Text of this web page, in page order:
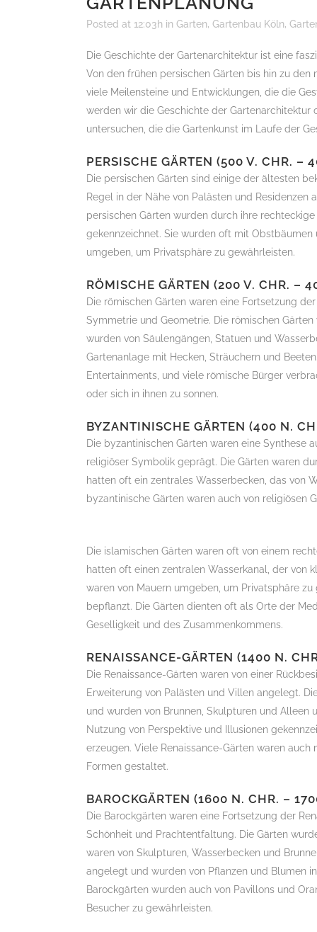
Posted at 12:03h in Garten, Gartenbau Köln,
Die Geschichte der Gartenarchitektur ist eine
Von den frühen persischen Gärten bis hin zu
viele Meilensteine und Entwicklungen, die die
werden wir die Geschichte der
untersuchen, die die Gartenkunst im Laufe der
PERSISCHE GÄRTEN (500 V. CHR. –
Die persischen Gärten sind einige der ältesten
Regel in der Nähe von Palästen und
persischen Gärten wurden durch ihre
gekennzeichnet. Sie wurden oft mit
umgeben, um Privatsphäre zu gewährleisten.
RÖMISCHE GÄRTEN (200 V. CHR. –
Die römischen Gärten waren eine Fortsetzung
Symmetrie und Geometrie. Die römischen
wurden von Säulengängen, Statuen und
Gartenanlage mit Hecken, Sträuchern und
Entertainments, und viele römische Bürger
oder sich in ihnen zu sonnen.
BYZANTINISCHE GÄRTEN (400 N.
Die byzantinischen Gärten waren eine Synthese
religiöser Symbolik geprägt. Die Gärten waren
hatten oft ein zentrales Wasserbecken, das von
byzantinische Gärten waren auch von religiösen
Die islamischen Gärten waren oft von einem
hatten oft einen zentralen Wasserkanal, der von
waren von Mauern umgeben, um Privatsphäre
bepflanzt. Die Gärten dienten oft als Orte der
Geselligkeit und des Zusammenkommens.
RENAISSANCE-GÄRTEN (1400 N.
Die Renaissance-Gärten waren von einer
Erweiterung von Palästen und Villen angelegt.
und wurden von Brunnen, Skulpturen und Alleen
Nutzung von Perspektive und Illusionen
erzeugen. Viele Renaissance-Gärten waren
Formen gestaltet.
BAROCKGÄRTEN (1600 N. CHR. –
Die Barockgärten waren eine Fortsetzung der
Schönheit und Prachtentfaltung. Die Gärten
waren von Skulpturen, Wasserbecken und
angelegt und wurden von Pflanzen und Blumen
Barockgärten wurden auch von Pavillons und
Besucher zu gewährleisten.